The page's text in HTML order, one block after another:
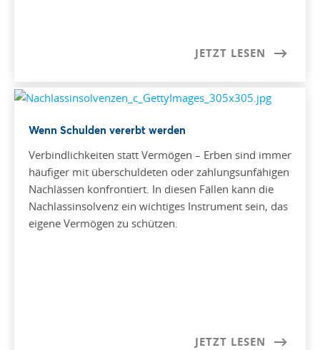
JETZT LESEN
Wenn Schulden vererbt werden
Verbindlichkeiten statt Vermögen – Erben sind immer
häufiger mit überschuldeten oder zahlungsunfähigen
Nachlässen konfrontiert. In diesen Fällen kann die
Nachlassinsolvenz ein wichtiges Instrument sein, das
eigene Vermögen zu schützen.
JETZT LESEN